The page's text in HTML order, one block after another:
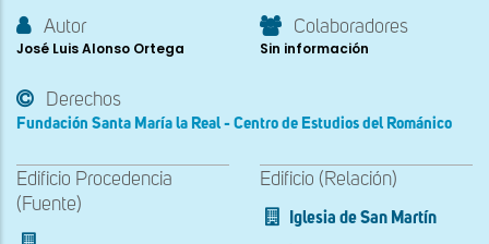
Autor
José Luis Alonso Ortega
Colaboradores
Sin información
Derechos
Fundación Santa María la Real - Centro de Estudios del Románico
Edificio Procedencia
(Fuente)
Edificio (Relación)
Iglesia de San Martín